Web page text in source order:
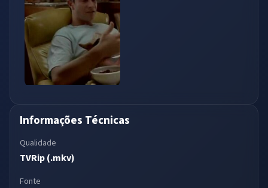
Informações Técnicas
Qualidade
TVRip (.mkv)
Fonte